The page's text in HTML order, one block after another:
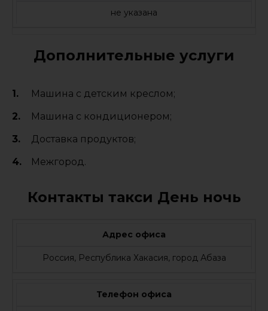
не указана
Дополнительные услуги
Машина с детским креслом;
Машина с кондиционером;
Доставка продуктов;
Межгород.
Контакты такси День ночь
Адрес офиса
Россия, Республика Хакасия, город Абаза
Телефон офиса